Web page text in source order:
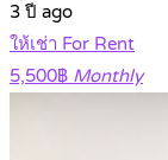
3 ปี ago
ให้เช่า For Rent
5,500฿ Monthly